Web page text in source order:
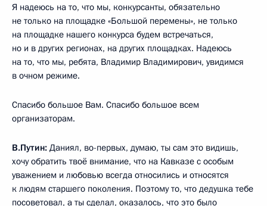
Я надеюсь на то, что мы, конкурсанты, обязательно
не только на площадке «Большой перемены», не только
на площадке нашего конкурса будем встречаться,
но и в других регионах, на других площадках. Надеюсь
на то, что мы, ребята, Владимир Владимирович, увидимся
в очном режиме.
Спасибо большое Вам. Спасибо большое всем
организаторам.
В.Путин: Даниял, во-первых, думаю, ты сам это видишь,
хочу обратить твоё внимание, что на Кавказе с особым
уважением и любовью всегда относились и относятся
к людям старшего поколения. Поэтому то, что дедушка тебе
посоветовал, а ты сделал, оказалось, что это было